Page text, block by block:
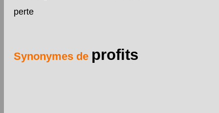
perte
Synonymes de profits